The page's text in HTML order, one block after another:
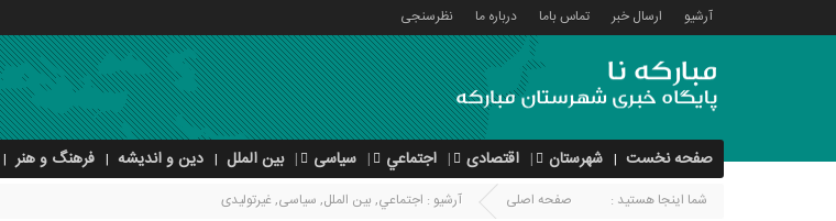
آرشیو ارسال خبر تماس باما درباره ما نظرسنجی
صفحه نخست شهرستان اقتصادی اجتماعي سیاسی بین الملل دین و اندیشه فرهنگ و هنر
شما اینجا هستید : صفحه اصلی آرشیو : اجتماعي, بین الملل, سیاسی,غیرتولیدی